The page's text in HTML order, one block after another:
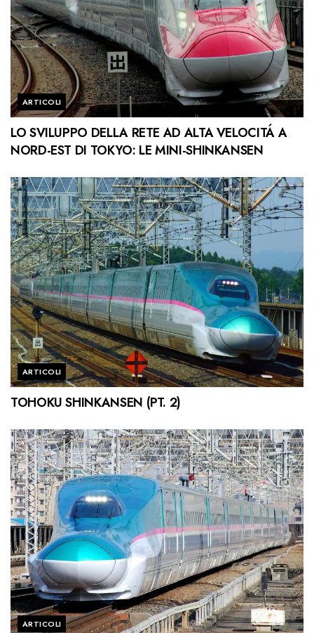
ARTICOLI
LO SVILUPPO DELLA RETE AD ALTA VELOCITÁ A
NORD-EST DI TOKYO: LE MINI-SHINKANSEN
ARTICOLI
TOHOKU SHINKANSEN (PT. 2)
ARTICOLI